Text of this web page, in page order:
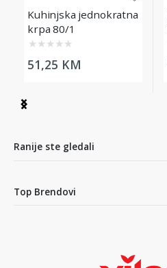
Kuhinjska jednokratna
krpa 80/1
★ ★ ★ ★ ★
51,25 KM
Item
7
Ranije ste gledali
Top Brendovi